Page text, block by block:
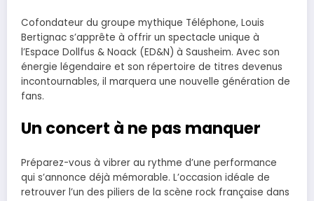
Cofondateur du groupe mythique Téléphone, Louis
Bertignac s’apprête à offrir un spectacle unique à
l’Espace Dollfus & Noack (ED&N) à Sausheim. Avec son
énergie légendaire et son répertoire de titres devenus
incontournables, il marquera une nouvelle génération de
fans.
Un concert à ne pas manquer
Préparez-vous à vibrer au rythme d’une performance
qui s’annonce déjà mémorable. L’occasion idéale de
retrouver l’un des piliers de la scène rock française dans